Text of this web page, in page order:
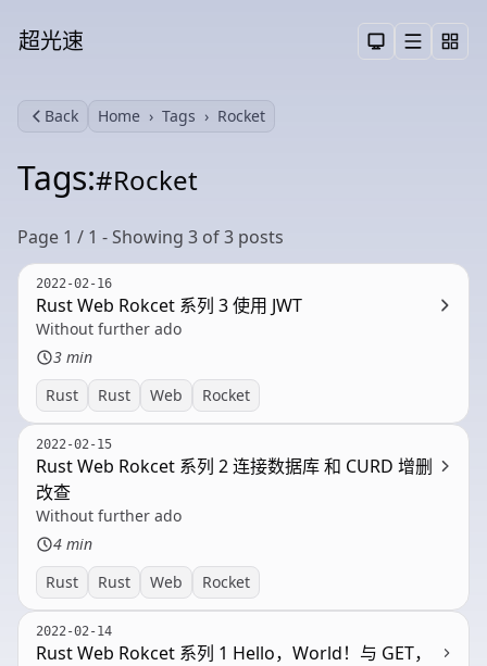
超光速 Menu
Back Home Tags Rocket
Tags:#Rocket
Page 1 / 1 - Showing 3 of 3 posts
2022-02-16
Rust Web Rokcet 系列 3 使用 JWT
Without further ado
3 min
Rust
Rust Web Rocket
2022-02-15
Rust Web Rokcet 系列 2 连接数据库 和 CURD 增删
改查
Without further ado
4 min
Rust
Rust Web Rocket
2022-02-14
Rust Web Rokcet 系列 1 Hello，World！与 GET，